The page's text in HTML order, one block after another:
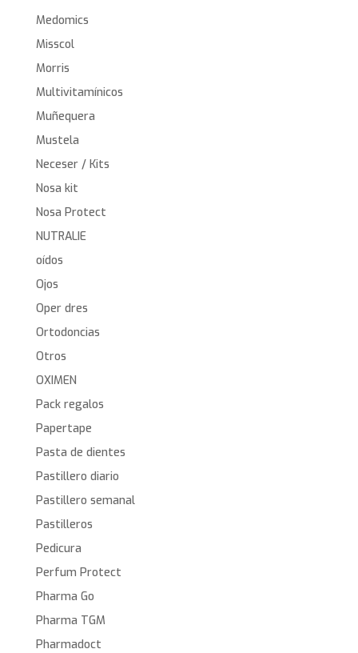
Medomics
Misscol
Morris
Multivitamínicos
Muñequera
Mustela
Neceser / Kits
Nosa kit
Nosa Protect
NUTRALIE
oídos
Ojos
Oper dres
Ortodoncias
Otros
OXIMEN
Pack regalos
Papertape
Pasta de dientes
Pastillero diario
Pastillero semanal
Pastilleros
Pedicura
Perfum Protect
Pharma Go
Pharma TGM
Pharmadoct